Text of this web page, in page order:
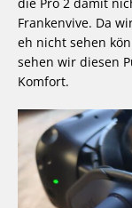
Frankenvive. Da
eh nicht sehen
sehen wir diesen
Komfort.